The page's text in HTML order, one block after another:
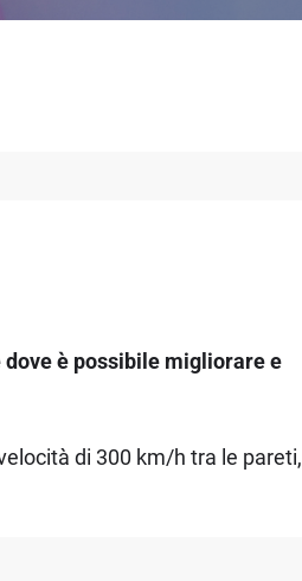
è possibile migliorare e
di 300 km/h tra le pareti,